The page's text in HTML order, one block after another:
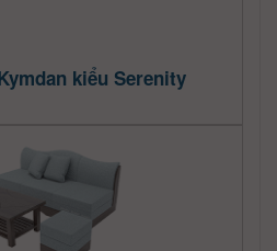
kiểu Serenity